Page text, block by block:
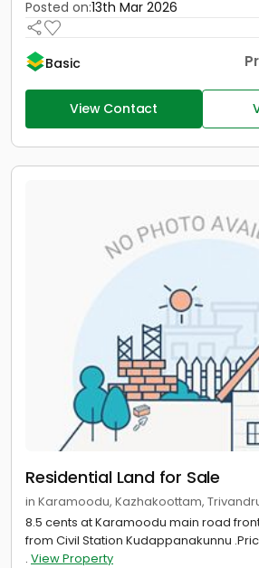
Posted on:13th Mar 2026
Basic
View Contact
Residential Land for Sale
in Karamoodu, Kazhakoottam,
8.5 cents at Karamoodu main road
from Civil Station Kudappanakunnu
. View Property